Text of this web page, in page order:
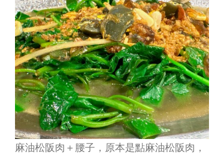
麻油松阪肉＋腰子，原本是點麻油松阪肉，